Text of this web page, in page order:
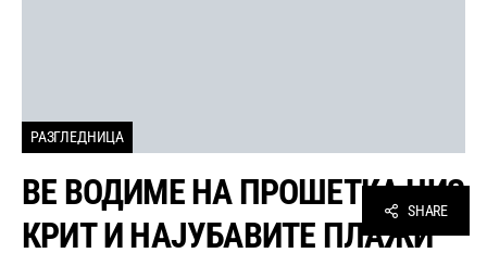
РАЗГЛЕДНИЦА
ВЕ ВОДИМЕ НА ПРОШЕТКА НИЗ
КРИТ И НАЈУБАВИТЕ ПЛАЖИ
SHARE